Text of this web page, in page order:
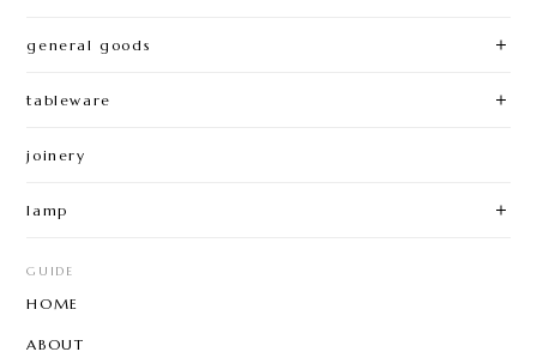
general goods
tableware
joinery
lamp
GUIDE
HOME
ABOUT